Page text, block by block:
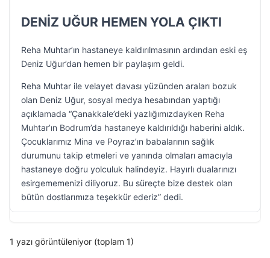
DENİZ UĞUR HEMEN YOLA ÇIKTI
Reha Muhtar’ın hastaneye kaldırılmasının ardından eski eş
Deniz Uğur’dan hemen bir paylaşım geldi.
Reha Muhtar ile velayet davası yüzünden araları bozuk
olan Deniz Uğur, sosyal medya hesabından yaptığı
açıklamada “Çanakkale’deki yazlığımızdayken Reha
Muhtar’ın Bodrum’da hastaneye kaldırıldığı haberini aldık.
Çocuklarımız Mina ve Poyraz’ın babalarının sağlık
durumunu takip etmeleri ve yanında olmaları amacıyla
hastaneye doğru yolculuk halindeyiz. Hayırlı dualarınızı
esirgememenizi diliyoruz. Bu süreçte bize destek olan
bütün dostlarımıza teşekkür ederiz” dedi.
1 yazı görüntüleniyor (toplam 1)